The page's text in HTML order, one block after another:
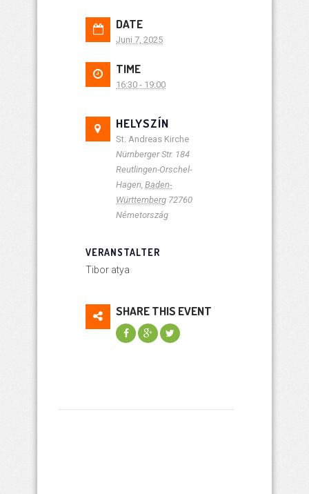
DATE
Juni 7, 2025
TIME
16:30 - 19:00
HELYSZÍN
St. Andreas Kirche
Nürnberger Str. 184
Reutlingen-Orschel-
Hagen Baden-
Württemberg 72760
Németország
VERANSTALTER
Tibor atya
SHARE THIS EVENT